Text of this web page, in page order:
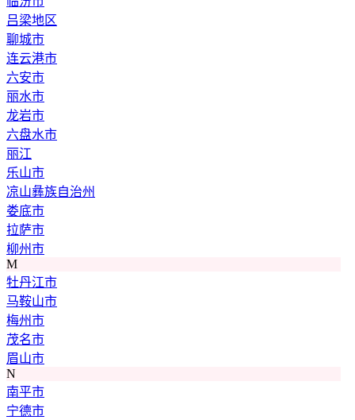
吕梁地区
聊城市
连云港市
六安市
丽水市
龙岩市
六盘水市
丽江
乐山市
凉山彝族自治州
娄底市
拉萨市
柳州市
M
牡丹江市
马鞍山市
梅州市
茂名市
眉山市
N
南平市
宁德市